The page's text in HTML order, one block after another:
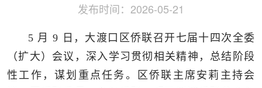
发布时间： 2026-05-21
5 月 9 日，大渡口区侨联召开七届十四次全委
（扩大）会议，深入学习贯彻相关精神，总结阶段
性工作，谋划重点任务。区侨联主席安莉主持会